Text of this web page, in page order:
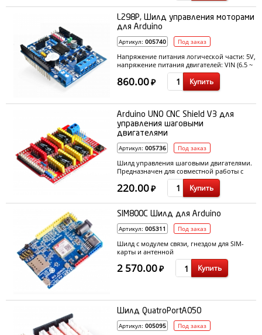
L298P, Шилд управления моторами
для Arduino
Артикул: 005740 Под заказ
Напряжение питания логической части: 5V,
напряжение питания двигателей: VIN (6.5 ~
12V), PWRIN (4.8 ~ 35V), выходной ток: <2A
на канал
860.00₽ Купить
Arduino UNO CNC Shield V3 для
управления шаговыми
двигателями
Артикул: 005736 Под заказ
Шилд управления шаговыми двигателями.
Предназначен для совместной работы с
драйверами A4988
220.00₽ Купить
SIM800C Шилд для Arduino
Артикул: 005311 Под заказ
Шилд с модулем связи, гнездом для SIM-
карты и антенной
2 570.00₽ Купить
Шилд QuatroPortA050
Артикул: 005095 Под заказ